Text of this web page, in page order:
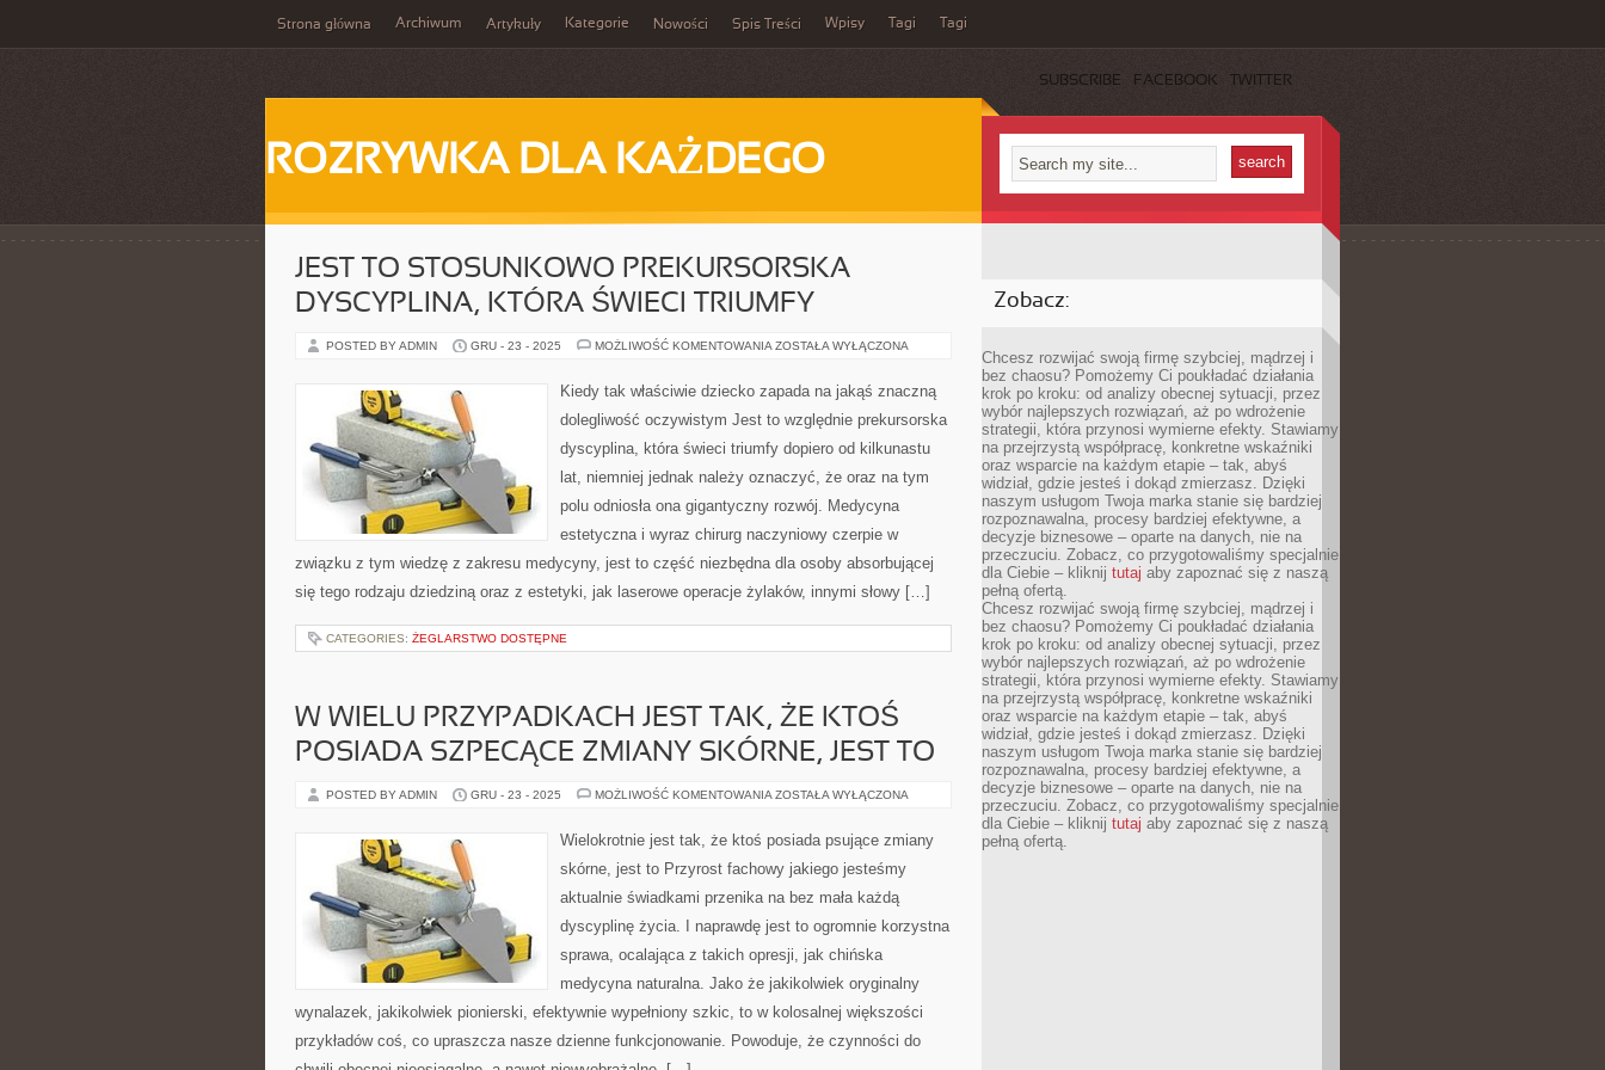
Strona główna Archiwum Artykuły Kategorie Nowości Spis Treści Wpisy Tagi Tagi
SUBSCRIBE FACEBOOK TWITTER
ROZRYWKA DLA KAŻDEGO
JEST TO STOSUNKOWO PREKURSORSKA
DYSCYPLINA, KTÓRA ŚWIECI TRIUMFY
POSTED BY ADMIN GRU - 23 - 2025 MOŻLIWOŚĆ KOMENTOWANIA JEST
PREKURSORSKA
DYSCYPLINA,
ŚWIECI
ZOSTAŁA WYŁĄCZONA
Kiedy tak właściwie dziecko zapada na jakąś znaczną
dolegliwość oczywistym Jest to względnie prekursorska
dyscyplina, która świeci triumfy dopiero od kilkunastu
lat, niemniej jednak należy oznaczyć, że oraz na tym
polu odniosła ona gigantyczny rozwój. Medycyna
estetyczna i wyraz chirurg naczyniowy czerpie w
związku z tym wiedzę z zakresu medycyny, jest to część niezbędna dla osoby absorbującej
się tego rodzaju dziedziną oraz z estetyki, jak laserowe operacje żylaków, innymi słowy […]
CATEGORIES: ŻEGLARSTWO DOSTĘPNE
W WIELU PRZYPADKACH JEST TAK, ŻE KTOŚ
POSIADA SZPECĄCE ZMIANY SKÓRNE, JEST TO
POSTED BY ADMIN GRU - 23 - 2025 MOŻLIWOŚĆ KOMENTOWANIA W
JEST
TAK,
KTOŚ
SZPECĄCE
SKÓRNE,
TO
ZOSTAŁA WYŁĄCZONA
Wielokrotnie jest tak, że ktoś posiada psujące zmiany
skórne, jest to Przyrost fachowy jakiego jesteśmy
aktualnie świadkami przenika na bez mała każdą
dyscyplinę życia. I naprawdę jest to ogromnie korzystna
sprawa, ocalająca z takich opresji, jak chińska
medycyna naturalna. Jako że jakikolwiek oryginalny
wynalazek, jakikolwiek pionierski, efektywnie wypełniony szkic, to w kolosalnej większości
przykładów coś, co upraszcza nasze dzienne funkcjonowanie. Powoduje, że czynności do
Zobacz:
Chcesz rozwijać swoją firmę szybciej, mądrzej i
bez chaosu? Pomożemy Ci poukładać działania
krok po kroku: od analizy obecnej sytuacji, przez
wybór najlepszych rozwiązań, aż po wdrożenie
strategii, która przynosi wymierne efekty. Stawiamy
na przejrzystą współpracę, konkretne wskaźniki
oraz wsparcie na każdym etapie – tak, abyś
widział, gdzie jesteś i dokąd zmierzasz. Dzięki
naszym usługom Twoja marka stanie się bardziej
rozpoznawalna, procesy bardziej efektywne, a
decyzje biznesowe – oparte na danych, nie na
przeczuciu. Zobacz, co przygotowaliśmy specjalnie
dla Ciebie – kliknij tutaj aby zapoznać się z naszą
pełną ofertą.
Chcesz rozwijać swoją firmę szybciej, mądrzej i
bez chaosu? Pomożemy Ci poukładać działania
krok po kroku: od analizy obecnej sytuacji, przez
wybór najlepszych rozwiązań, aż po wdrożenie
strategii, która przynosi wymierne efekty. Stawiamy
na przejrzystą współpracę, konkretne wskaźniki
oraz wsparcie na każdym etapie – tak, abyś
widział, gdzie jesteś i dokąd zmierzasz. Dzięki
naszym usługom Twoja marka stanie się bardziej
rozpoznawalna, procesy bardziej efektywne, a
decyzje biznesowe – oparte na danych, nie na
przeczuciu. Zobacz, co przygotowaliśmy specjalnie
dla Ciebie – kliknij tutaj aby zapoznać się z naszą
pełną ofertą.